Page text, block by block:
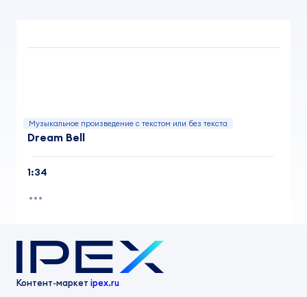
Музыкальное произведение с текстом или без текста
Dream Bell
1:34
Контент-маркет ipex.ru